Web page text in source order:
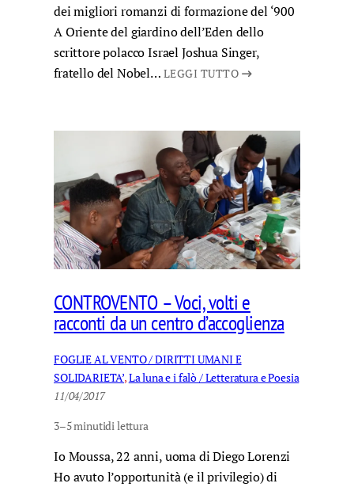
dei migliori romanzi di formazione del ‘900
A Oriente del giardino dell’Eden dello
scrittore polacco Israel Joshua Singer,
fratello del Nobel… LEGGI TUTTO
CONTROVENTO – Voci, volti e
racconti da un centro d’accoglienza
FOGLIE AL VENTO / DIRITTI UMANI E
SOLIDARIETA’, La luna e i falò / Letteratura e Poesia
11/04/2017
3–5 minutidi lettura
Io Moussa, 22 anni, uoma di Diego Lorenzi
Ho avuto l’opportunità (e il privilegio) di